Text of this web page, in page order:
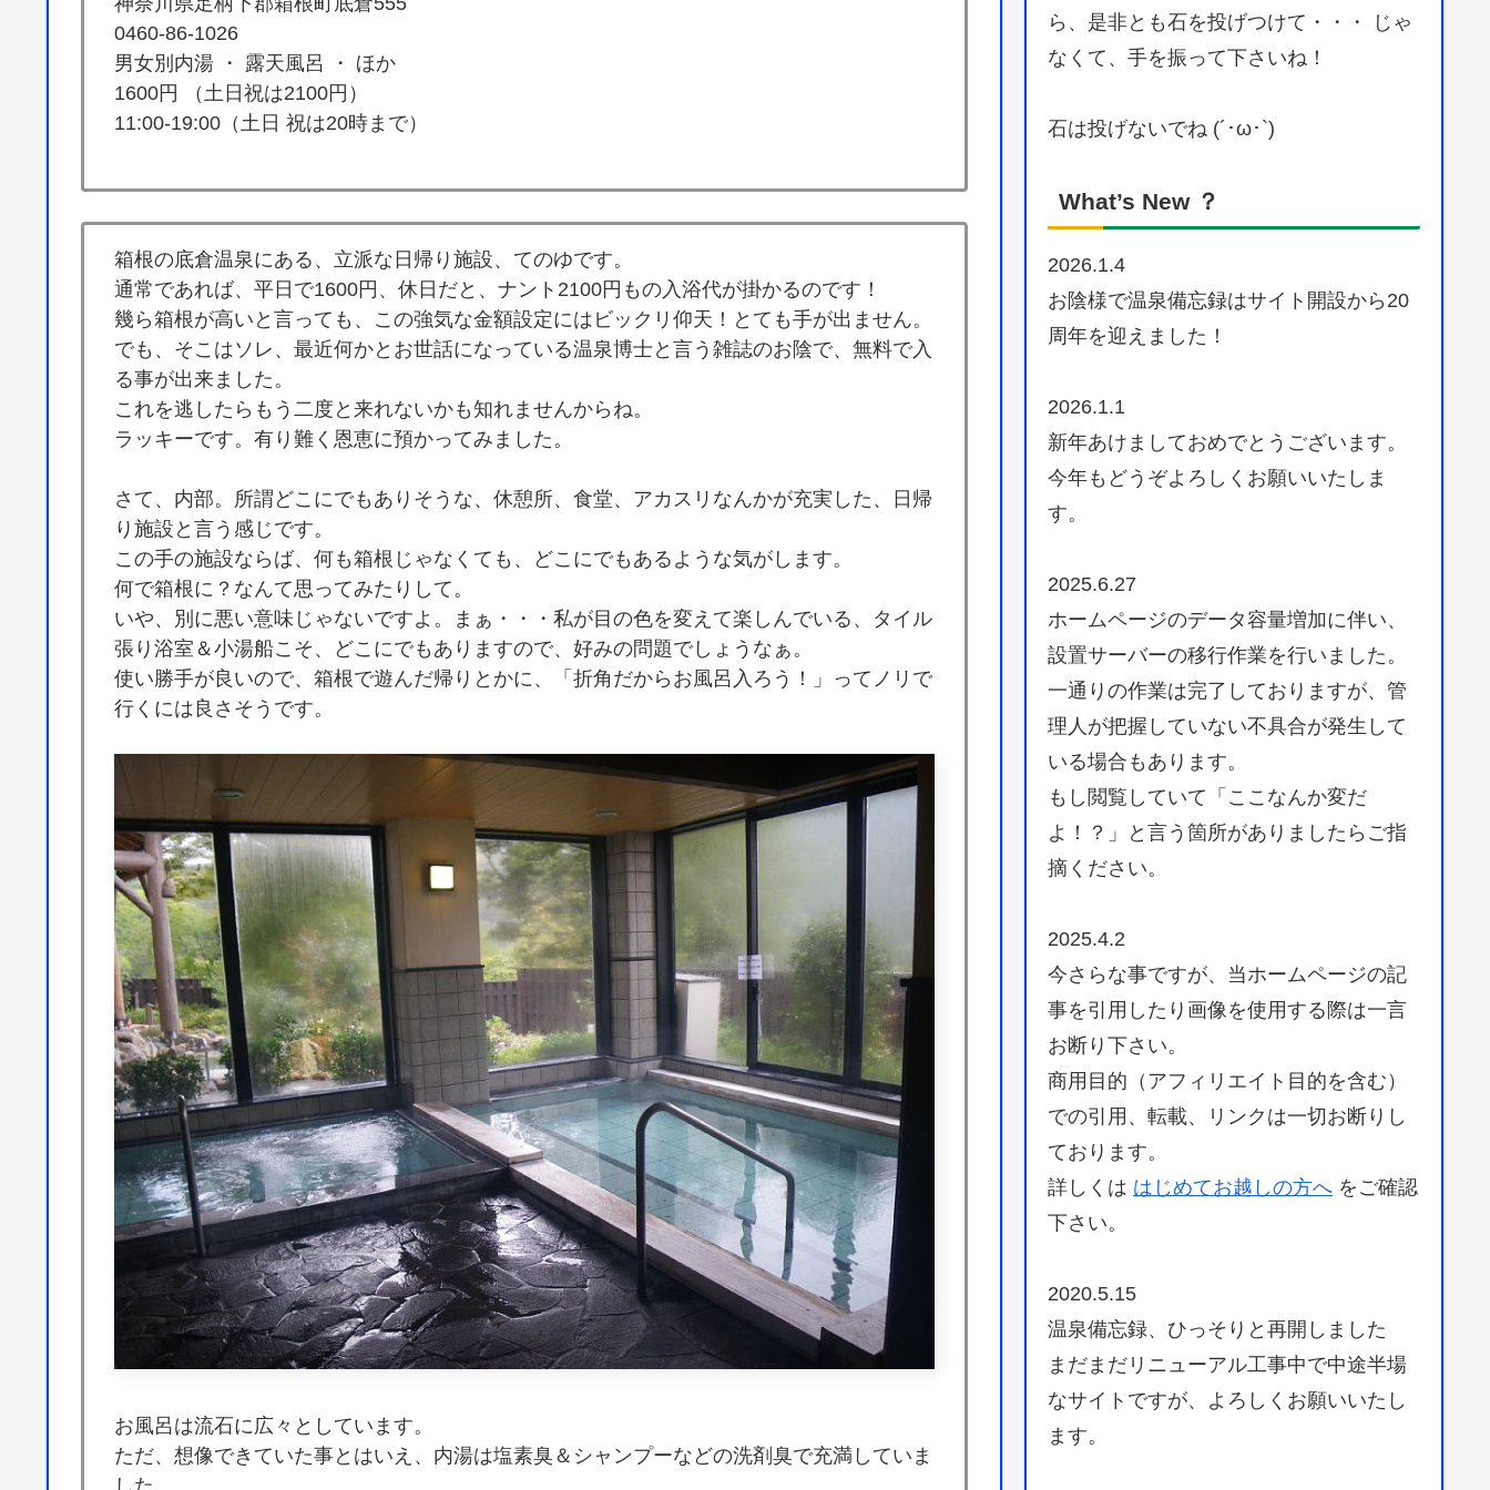
0460-86-1026
男女別内湯 ・ 露天風呂 ・ ほか
1600円 （土日祝は2100円）
11:00-19:00（土日 祝は20時まで）
箱根の底倉温泉にある、立派な日帰り施設、てのゆです。
通常であれば、平日で1600円、休日だと、ナント2100円もの入浴代が掛かるのです！
幾ら箱根が高いと言っても、この強気な金額設定にはビックリ仰天！とても手が出ません。
でも、そこはソレ、最近何かとお世話になっている温泉博士と言う雑誌のお陰で、無料で入
る事が出来ました。
これを逃したらもう二度と来れないかも知れませんからね。
ラッキーです。有り難く恩恵に預かってみました。
さて、内部。所謂どこにでもありそうな、休憩所、食堂、アカスリなんかが充実した、日帰
り施設と言う感じです。
この手の施設ならば、何も箱根じゃなくても、どこにでもあるような気がします。
何で箱根に？なんて思ってみたりして。
いや、別に悪い意味じゃないですよ。まぁ・・・私が目の色を変えて楽しんでいる、タイル
張り浴室＆小湯船こそ、どこにでもありますので、好みの問題でしょうなぁ。
使い勝手が良いので、箱根で遊んだ帰りとかに、「折角だからお風呂入ろう！」ってノリで
行くには良さそうです。
お風呂は流石に広々としています。
ただ、想像できていた事とはいえ、内湯は塩素臭＆シャンプーなどの洗剤臭で充満していま
ら、是非とも石を投げつけて・・・ じゃ
なくて、手を振って下さいね！
石は投げないでね (´･ω･`)
What’s New ？
2026.1.4
お陰様で温泉備忘録はサイト開設から20
周年を迎えました！
2026.1.1
新年あけましておめでとうございます。
今年もどうぞよろしくお願いいたしま
す。
2025.6.27
ホームページのデータ容量増加に伴い、
設置サーバーの移行作業を行いました。
一通りの作業は完了しておりますが、管
理人が把握していない不具合が発生して
いる場合もあります。
もし閲覧していて「ここなんか変だ
よ！？」と言う箇所がありましたらご指
摘ください。
2025.4.2
今さらな事ですが、当ホームページの記
事を引用したり画像を使用する際は一言
お断り下さい。
商用目的（アフィリエイト目的を含む）
での引用、転載、リンクは一切お断りし
ております。
詳しくは はじめてお越しの方へ をご確認
下さい。
2020.5.15
温泉備忘録、ひっそりと再開しました
まだまだリニューアル工事中で中途半場
なサイトですが、よろしくお願いいたし
ます。